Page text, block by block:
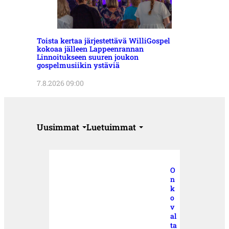
Toista kertaa järjestettävä WilliGospel
kokoaa jälleen Lappeenrannan
Linnoitukseen suuren joukon
gospelmusiikin ystäviä
7.8.2026 09:00
Uusimmat Luetuimmat
O
n
k
o
v
al
ta